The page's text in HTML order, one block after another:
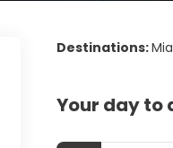
Destinations:
Your day to